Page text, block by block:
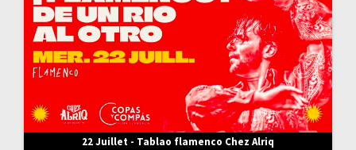
22 Juillet - Tablao flamenco Chez Alriq